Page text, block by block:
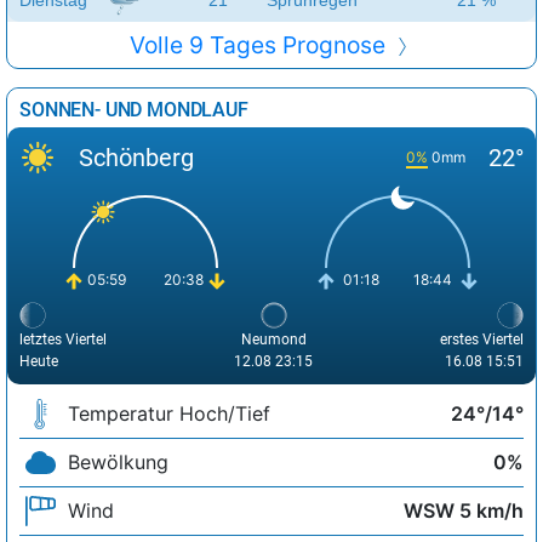
Volle 9 Tages Prognose
SONNEN- UND MONDLAUF
Schönberg 0% 0mm 22°
05:59 20:38 01:18 18:44
letztes Viertel
Heute
Neumond
12.08 23:15
erstes Viertel
16.08 15:51
Temperatur Hoch/Tief
24°/14°
Bewölkung
0%
Wind
WSW 5 km/h